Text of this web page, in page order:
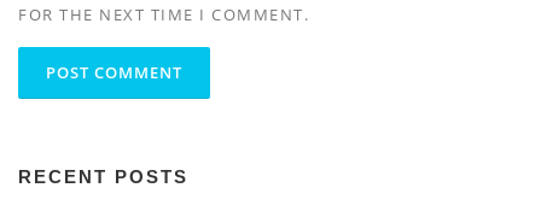
FOR THE NEXT TIME I COMMENT.
RECENT POSTS